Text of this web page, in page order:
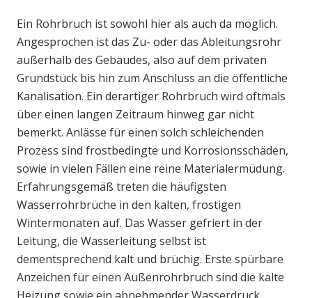
Ein Rohrbruch ist sowohl hier als auch da möglich.
Angesprochen ist das Zu- oder das Ableitungsrohr
außerhalb des Gebäudes, also auf dem privaten
Grundstück bis hin zum Anschluss an die öffentliche
Kanalisation. Ein derartiger Rohrbruch wird oftmals
über einen langen Zeitraum hinweg gar nicht
bemerkt. Anlässe für einen solch schleichenden
Prozess sind frostbedingte und Korrosionsschäden,
sowie in vielen Fällen eine reine Materialermüdung.
Erfahrungsgemäß treten die häufigsten
Wasserrohrbrüche in den kalten, frostigen
Wintermonaten auf. Das Wasser gefriert in der
Leitung, die Wasserleitung selbst ist
dementsprechend kalt und brüchig. Erste spürbare
Anzeichen für einen Außenrohrbruch sind die kalte